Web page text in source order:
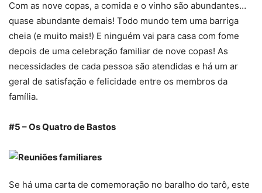
Com as nove copas, a comida e o vinho são abundantes…
quase abundante demais! Todo mundo tem uma barriga
cheia (e muito mais!) E ninguém vai para casa com fome
depois de uma celebração familiar de nove copas! As
necessidades de cada pessoa são atendidas e há um ar
geral de satisfação e felicidade entre os membros da
família.
#5 – Os Quatro de Bastos
Se há uma carta de comemoração no baralho do tarô, este